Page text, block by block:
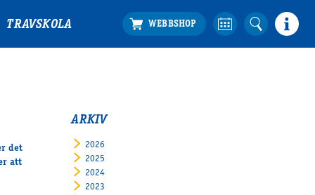
TRAVSKOLA
det
att
ARKIV
2026
2025
2024
2023